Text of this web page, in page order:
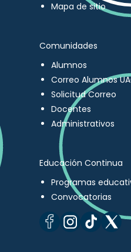
Mapa de sitio
Comunidades
Alumnos
Correo Alumnos
Solicitud Correo
Docentes
Administrativos
Educación Continua
Programas
Convocatorias